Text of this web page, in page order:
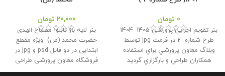
0 تومان
بنر تقويم اجرايي پرورشي 1405- 1404
طرح شماره 2 در فرمت jpg توسط
وبلاگ معاون پرورشي براي استفاده
همكاران طراحي و بارگزاري گرديد
حجم فايل : 16.3 مگابايت
این
20,000 تومان
بنر لایه باز تابلو مصباح الهدی
حضرت محمد (ص) ویژه مقطع
ابتدایی در دو فایل psd و jpg در
فروشگاه معاون پرورشی طراحی
گردید . حجم فايل : 38 مگابايت